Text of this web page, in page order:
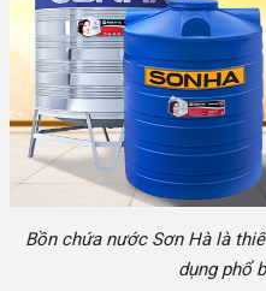
Bồn chứa nước Sơn Hà là
dụng phổ